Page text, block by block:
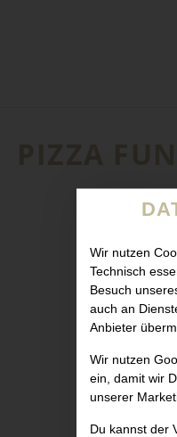
Wir nutzen
Technisch
Besuch
auch an
Anbieter
Wir nutzen
ein, damit wir
unserer
Du kannst der